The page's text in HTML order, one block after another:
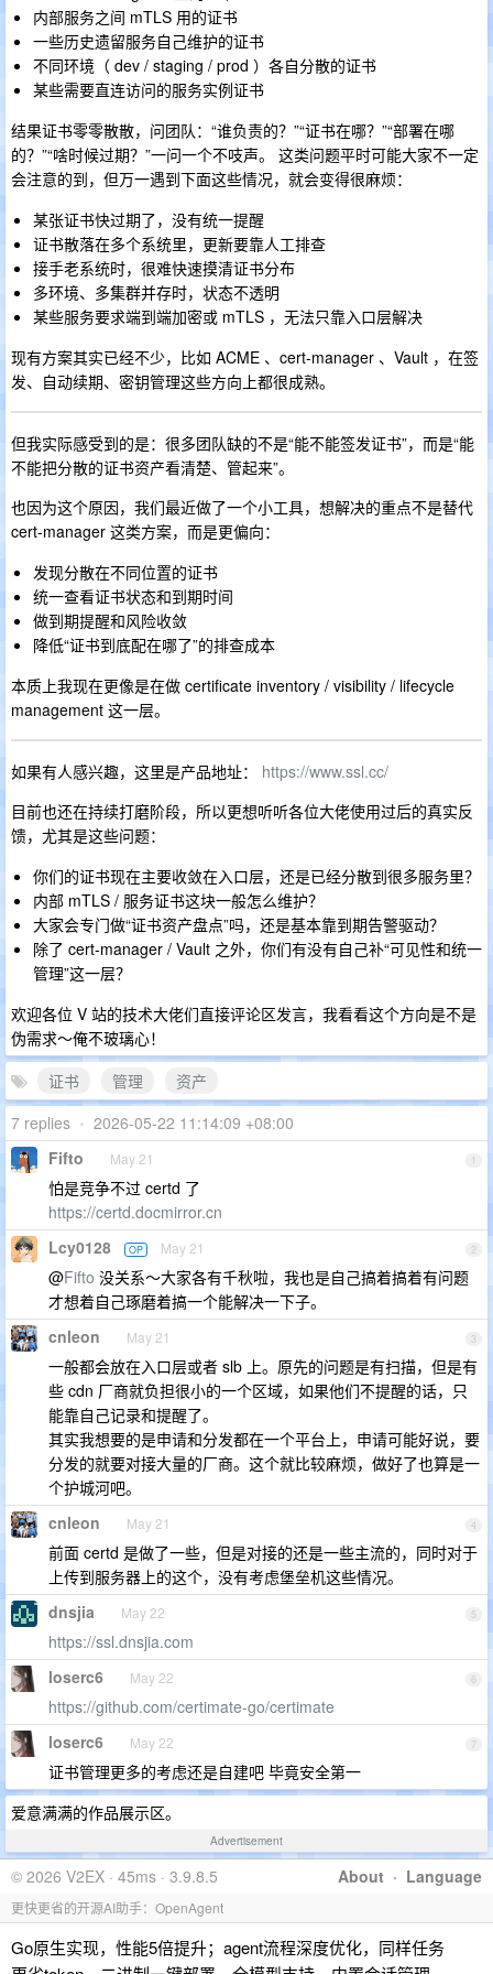
内部服务之间 mTLS 用的证书
一些历史遗留服务自己维护的证书
不同环境（ dev / staging / prod ）各自分散的证书
某些需要直连访问的服务实例证书
结果证书零零散散，问团队：“谁负责的？”“证书在哪？”“部署在哪
的？”“啥时候过期？”一问一个不吱声。 这类问题平时可能大家不一定
会注意的到，但万一遇到下面这些情况，就会变得很麻烦：
某张证书快过期了，没有统一提醒
证书散落在多个系统里，更新要靠人工排查
接手老系统时，很难快速摸清证书分布
多环境、多集群并存时，状态不透明
某些服务要求端到端加密或 mTLS ，无法只靠入口层解决
现有方案其实已经不少，比如 ACME 、cert-manager 、Vault ，在签
发、自动续期、密钥管理这些方向上都很成熟。
但我实际感受到的是：很多团队缺的不是“能不能签发证书”，而是“能
不能把分散的证书资产看清楚、管起来”。
也因为这个原因，我们最近做了一个小工具，想解决的重点不是替代
cert-manager 这类方案，而是更偏向：
发现分散在不同位置的证书
统一查看证书状态和到期时间
做到期提醒和风险收敛
降低“证书到底配在哪了”的排查成本
本质上我现在更像是在做 certificate inventory / visibility / lifecycle
management 这一层。
如果有人感兴趣，这里是产品地址： https://www.ssl.cc/
目前也还在持续打磨阶段，所以更想听听各位大佬使用过后的真实反
馈，尤其是这些问题：
你们的证书现在主要收敛在入口层，还是已经分散到很多服务里？
内部 mTLS / 服务证书这块一般怎么维护？
大家会专门做“证书资产盘点”吗，还是基本靠到期告警驱动？
除了 cert-manager / Vault 之外，你们有没有自己补“可见性和统一
管理”这一层？
欢迎各位 V 站的技术大佬们直接评论区发言，我看看这个方向是不是
伪需求～俺不玻璃心！
证书
管理
资产
7 replies • 2026-05-22 11:14:09 +08:00
1
Fifto May 21
怕是竞争不过 certd 了
https://certd.docmirror.cn
2
Lcy0128 OP May 21
@Fifto 没关系～大家各有千秋啦，我也是自己搞着搞着有问题
才想着自己琢磨着搞一个能解决一下子。
3
cnleon May 21
一般都会放在入口层或者 slb 上。原先的问题是有扫描，但是有
些 cdn 厂商就负担很小的一个区域，如果他们不提醒的话，只
能靠自己记录和提醒了。
其实我想要的是申请和分发都在一个平台上，申请可能好说，要
分发的就要对接大量的厂商。这个就比较麻烦，做好了也算是一
个护城河吧。
4
cnleon May 21
前面 certd 是做了一些，但是对接的还是一些主流的，同时对于
上传到服务器上的这个，没有考虑堡垒机这些情况。
5
dnsjia May 22
https://ssl.dnsjia.com
6
loserc6 May 22
https://github.com/certimate-go/certimate
7
loserc6 May 22
证书管理更多的考虑还是自建吧 毕竟安全第一
爱意满满的作品展示区。
Advertisement
About · Language
© 2026 V2EX · 45ms · 3.9.8.5
更快更省的开源AI助手：OpenAgent
Go原生实现，性能5倍提升；agent流程深度优化，同样任务